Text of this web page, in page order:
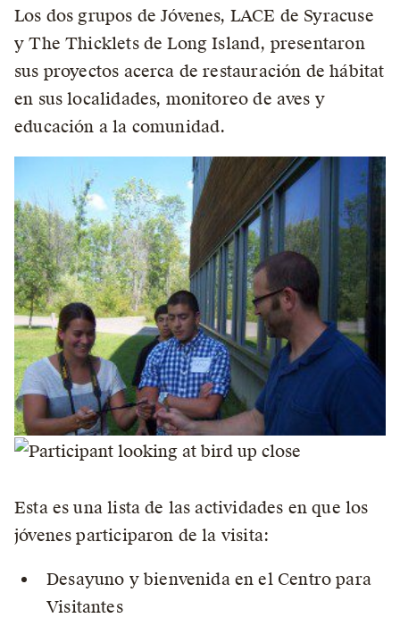
Los dos grupos de Jóvenes, LACE de Syracuse
y The Thicklets de Long Island, presentaron
sus proyectos acerca de restauración de hábitat
en sus localidades, monitoreo de aves y
educación a la comunidad.
Esta es una lista de las actividades en que los
jóvenes participaron de la visita:
Desayuno y bienvenida en el Centro para
Visitantes